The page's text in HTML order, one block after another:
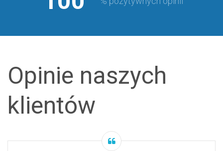
Opinie naszych
klientów